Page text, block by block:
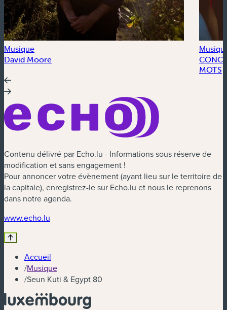
Musique
David Moore
MOTS
Contenu délivré par Echo.lu - Informations sous réserve de
modification et sans engagement !
Pour annoncer votre évènement (ayant lieu sur le territoire de
la capitale), enregistrez-le sur Echo.lu et nous le reprenons
dans notre agenda.
www.echo.lu
Accueil
/Musique
/Seun Kuti & Egypt 80